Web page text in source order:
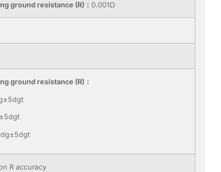
ground resistance (R)： 0.001Ω
ground resistance (R)：
R accuracy